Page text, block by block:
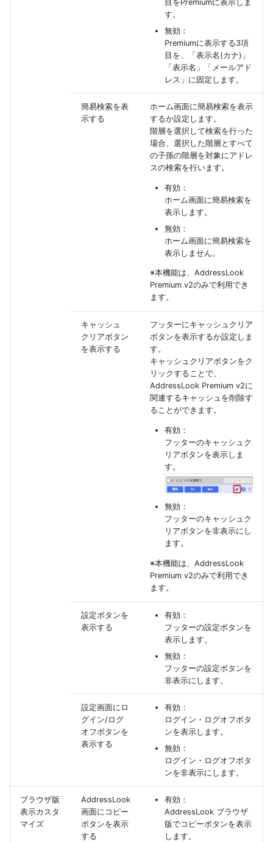
目をPremiumに表示しま
す。
無効：
Premiumに表示する3項
目を、「表示名(カナ)」
「表示名」「メールアド
レス」に固定します。
簡易検索を表
示する
ホーム画面に簡易検索を表示
するか設定します。
階層を選択して検索を行った
場合、選択した階層とすべて
の子孫の階層を対象にアドレ
スの検索を行います。
有効：
ホーム画面に簡易検索を
表示します。
無効：
ホーム画面に簡易検索を
表示しません。
※本機能は、AddressLook
Premium v2のみで利用でき
ます。
キャッシュ
クリアボタン
を表示する
フッターにキャッシュクリア
ボタンを表示するか設定しま
す。
キャッシュクリアボタンをク
リックすることで、
AddressLook Premium v2に
関連するキャッシュを削除す
ることができます。
有効：
フッターのキャッシュク
リアボタンを表示しま
す。
無効：
フッターのキャッシュク
リアボタンを非表示にし
ます。
※本機能は、AddressLook
Premium v2のみで利用でき
ます。
設定ボタンを
表示する
有効：
フッターの設定ボタンを
表示します。
無効：
フッターの設定ボタンを
非表示にします。
設定画面にロ
グイン/ログ
オフボタンを
表示する
有効：
ログイン・ログオフボタ
ンを表示します。
無効：
ログイン・ログオフボタ
ンを非表示にします。
ブラウザ版
表示カスタ
マイズ
AddressLook
画面にコピー
ボタンを表示
する
有効：
AddressLook ブラウザ
版でコピーボタンを表示
します。